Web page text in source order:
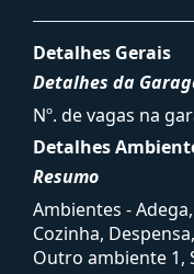
Detalhes Gerais
Detalhes da
Nº. de vagas na
Detalhes
Resumo
Ambientes -
Cozinha,
Outro ambiente 1,